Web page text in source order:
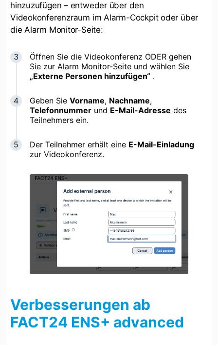
hinzuzufügen – entweder über den
Videokonferenzraum im Alarm-Cockpit oder über
die Alarm Monitor-Seite:
Öffnen Sie die Videokonferenz ODER gehen
Sie zur Alarm Monitor-Seite und wählen Sie
„Externe Personen hinzufügen“ .
Geben Sie Vorname, Nachname,
Telefonnummer und E-Mail-Adresse des
Teilnehmers ein.
Der Teilnehmer erhält eine E-Mail-Einladung
zur Videokonferenz.
Verbesserungen ab
FACT24 ENS+ advanced